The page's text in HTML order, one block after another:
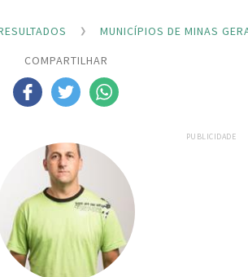
MUNICÍPIOS DE MINAS
COMPARTILHAR
PUBLICIDADE